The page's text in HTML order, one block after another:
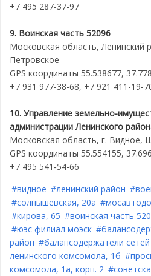
+7 495 287-37-97
9. Воинская часть 52096
Московская область, Ленинский
Петровское
GPS координаты 55.538677,
+7 931 977-38-68, +7 921 411-19-
10. Управление земельно-
администрации Ленинского
Московская область, г. Видное,
GPS координаты 55.554155,
+7 495 541‑54-66
#видное #ленинский район
#солнышевская, 20а
#кирова, 65 #воинская часть
#юэс филиал моэск
район #балансодержатели
ленинского комсомола, 1б
комсомола, 1а, корп. 2